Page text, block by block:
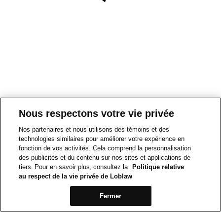
Nous respectons votre vie privée
Nos partenaires et nous utilisons des témoins et des
technologies similaires pour améliorer votre expérience en
fonction de vos activités. Cela comprend la personnalisation
des publicités et du contenu sur nos sites et applications de
tiers. Pour en savoir plus, consultez la
Politique relative
au respect de la vie privée de Loblaw
Fermer